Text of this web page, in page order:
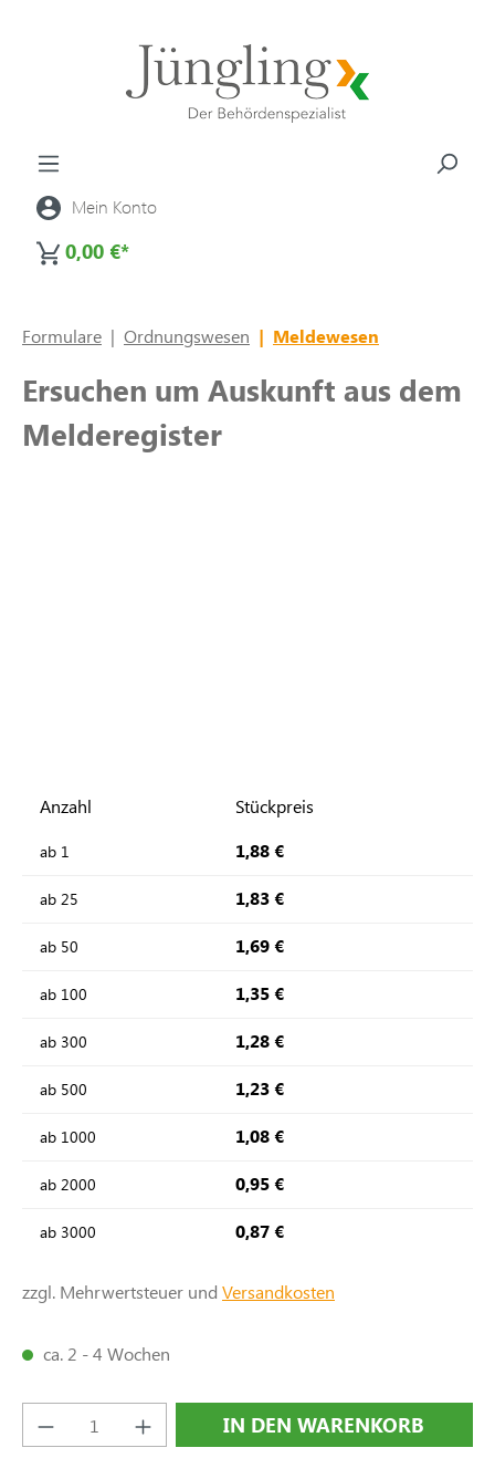
Mein Konto
0,00 €*
Formulare | Ordnungswesen | Meldewesen
Ersuchen um Auskunft aus dem
Melderegister
Anzahl Stückpreis
ab 1 1,88 €
ab 25 1,83 €
ab 50 1,69 €
ab 100 1,35 €
ab 300 1,28 €
ab 500 1,23 €
ab 1000 1,08 €
ab 2000 0,95 €
ab 3000 0,87 €
zzgl. Mehrwertsteuer und Versandkosten
ca. 2 - 4 Wochen
Produkt Anzahl: Gib den gewünschten
IN DEN WARENKORB